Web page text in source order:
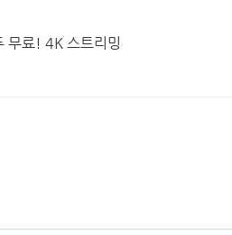
무료! 4K 스트리밍